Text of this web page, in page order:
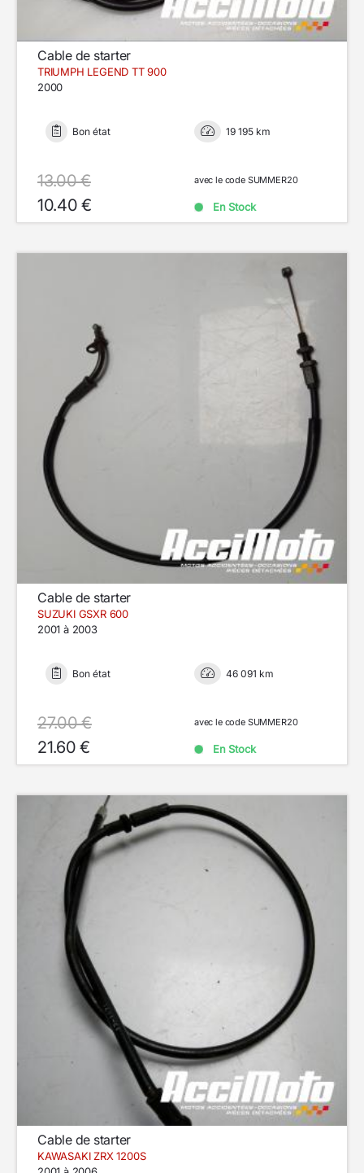
Cable de starter
TRIUMPH LEGEND TT 900
2000
Bon état 19 195 km
13.00 €
10.40 €
avec le code SUMMER20
En Stock
Cable de starter
SUZUKI GSXR 600
2001 à 2003
Bon état 46 091 km
27.00 €
21.60 €
avec le code SUMMER20
En Stock
Cable de starter
KAWASAKI ZRX 1200S